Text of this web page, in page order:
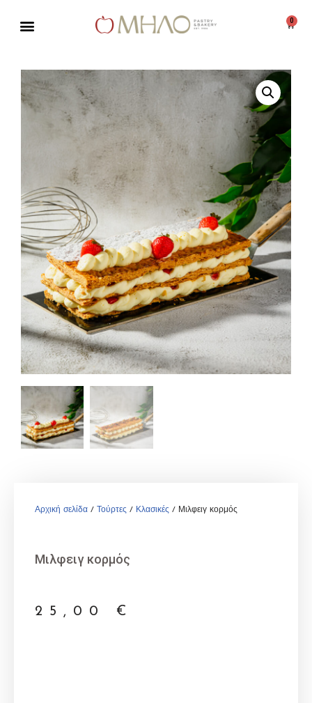
περιεχόμενο
0
Αρχική σελίδα / Τούρτες / Κλασικές / Μιλφειγ κορμός
Μιλφειγ κορμός
25,00 €